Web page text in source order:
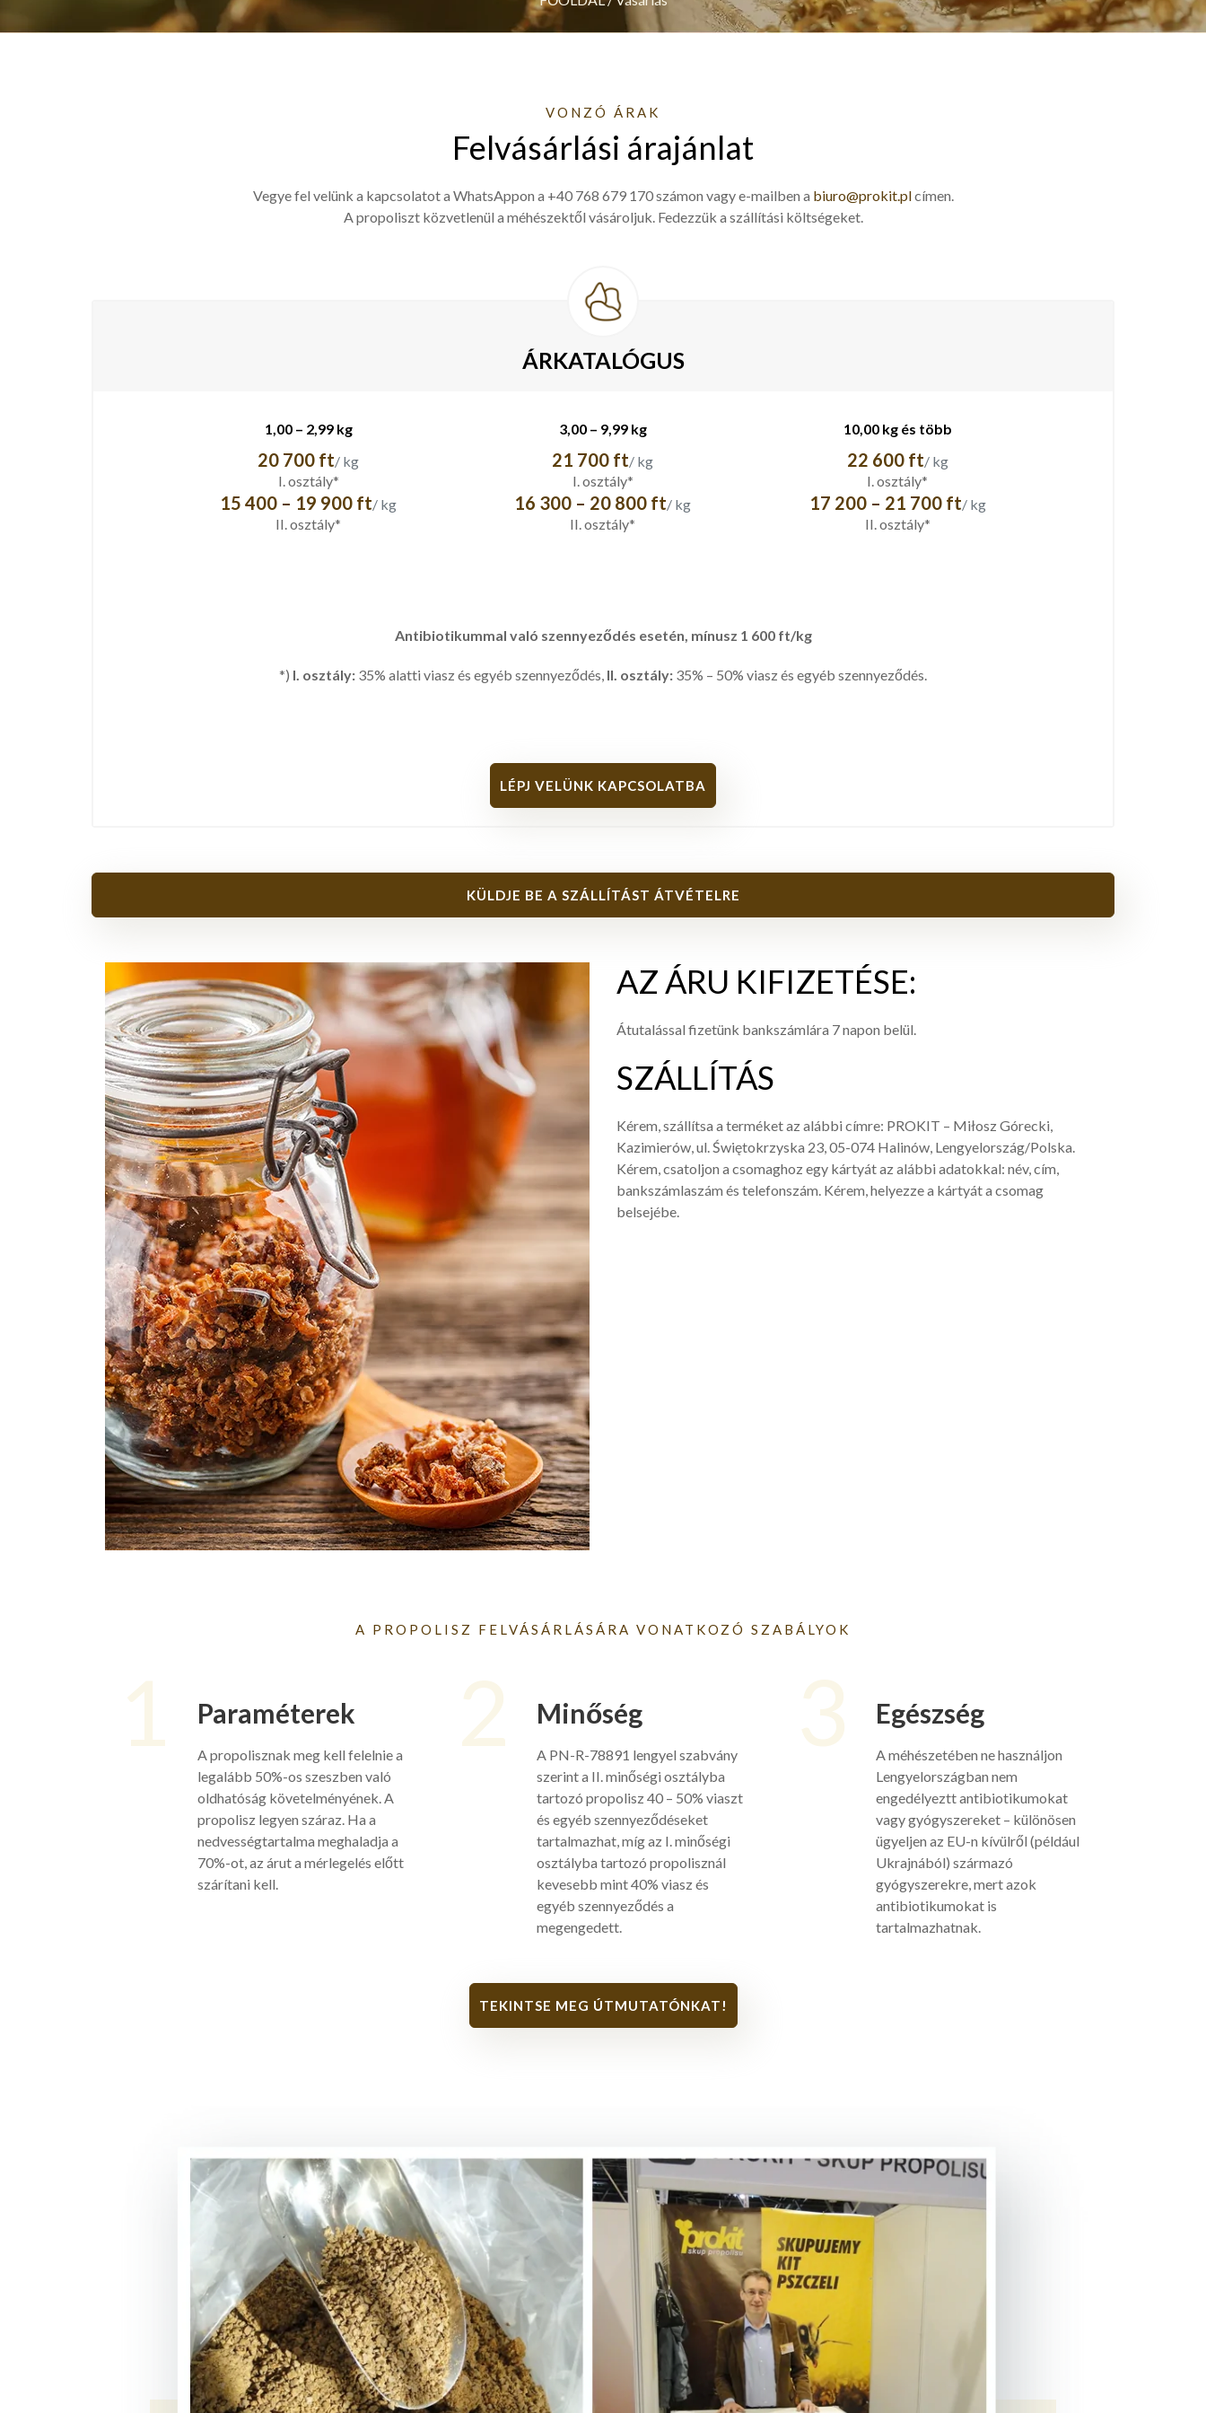
VONZÓ ÁRAK
Felvásárlási árajánlat
Vegye fel velünk a kapcsolatot a WhatsAppon a +40 768 679 170 számon vagy e-mailben a biuro@prokit.plcímen.
A propoliszt közvetlenül a méhészektől vásároljuk. Fedezzük a szállítási költségeket.
ÁRKATALÓGUS
1,00 – 2,99 kg
20 700 ft/ kg
I. osztály*
15 400 – 19 900 ft/ kg
II. osztály*
3,00 – 9,99 kg
21 700 ft/ kg
I. osztály*
16 300 – 20 800 ft/ kg
II. osztály*
10,00 kg és több
22 600 ft/ kg
I. osztály*
17 200 – 21 700 ft/ kg
II. osztály*
Antibiotikummal való szennyeződés esetén, mínusz 1 600 ft/kg
*) I. osztály: 35% alatti viasz és egyéb szennyeződés, II. osztály: 35% – 50% viasz és egyéb szennyeződés.
LÉPJ VELÜNK KAPCSOLATBA
KÜLDJE BE A SZÁLLÍTÁST ÁTVÉTELRE
AZ ÁRU KIFIZETÉSE:
Átutalással fizetünk bankszámlára 7 napon belül.
SZÁLLÍTÁS
Kérem, szállítsa a terméket az alábbi címre: PROKIT – Miłosz Górecki,
Kazimierów, ul. Świętokrzyska 23, 05-074 Halinów, Lengyelország/Polska.
Kérem, csatoljon a csomaghoz egy kártyát az alábbi adatokkal: név, cím,
bankszámlaszám és telefonszám. Kérem, helyezze a kártyát a csomag
belsejébe.
A PROPOLISZ FELVÁSÁRLÁSÁRA VONATKOZÓ SZABÁLYOK
1 Paraméterek
A propolisznak meg kell felelnie a
legalább 50%-os szeszben való
oldhatóság követelményének. A
propolisz legyen száraz. Ha a
nedvességtartalma meghaladja a
70%-ot, az árut a mérlegelés előtt
szárítani kell.
2 Minőség
A PN-R-78891 lengyel szabvány
szerint a II. minőségi osztályba
tartozó propolisz 40 – 50% viaszt
és egyéb szennyeződéseket
tartalmazhat, míg az I. minőségi
osztályba tartozó propolisznál
kevesebb mint 40% viasz és
egyéb szennyeződés a
megengedett.
3 Egészség
A méhészetében ne használjon
Lengyelországban nem
engedélyeztt antibiotikumokat
vagy gyógyszereket – különösen
ügyeljen az EU-n kívülről (például
Ukrajnából) származó
gyógyszerekre, mert azok
antibiotikumokat is
tartalmazhatnak.
TEKINTSE MEG ÚTMUTATÓNKAT!